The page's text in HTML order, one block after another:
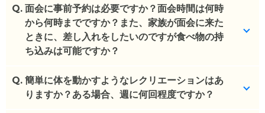
特にございませんが、18時半（施錠時間）までとな
ります。
(回答者: 施設担当者,回答日: 2024/04/14)
Q. 面会に事前予約は必要ですか？面会時間は何時
から何時までですか？また、家族が面会に来た
ときに、差し入れをしたいのですが食べ物の持
ち込みは可能ですか？
事前予約はご不要です。時間指定はございません
が、9~18時頃にお越しいただけますと幸いです。差
Q. 簡単に体を動かすようなレクリエーションはあ
りますか？ある場合、週に何回程度ですか？